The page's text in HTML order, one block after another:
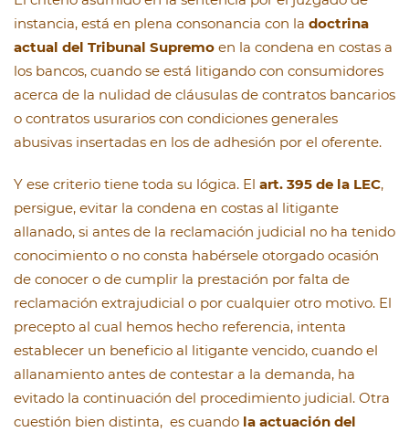
instancia, está en plena consonancia con la doctrina
actual del Tribunal Supremo en la condena en costas a
los bancos, cuando se está litigando con consumidores
acerca de la nulidad de cláusulas de contratos bancarios
o contratos usurarios con condiciones generales
abusivas insertadas en los de adhesión por el oferente.
Y ese criterio tiene toda su lógica. El art. 395 de la LEC,
persigue, evitar la condena en costas al litigante
allanado, si antes de la reclamación judicial no ha tenido
conocimiento o no consta habérsele otorgado ocasión
de conocer o de cumplir la prestación por falta de
reclamación extrajudicial o por cualquier otro motivo. El
precepto al cual hemos hecho referencia, intenta
establecer un beneficio al litigante vencido, cuando el
allanamiento antes de contestar a la demanda, ha
evitado la continuación del procedimiento judicial. Otra
cuestión bien distinta, es cuando la actuación del